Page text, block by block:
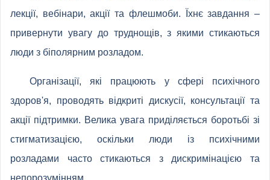
лекції, вебінари, акції та флешмоби. Їхнє завдання –
привернути увагу до труднощів, з якими стикаються
люди з біполярним розладом.
Організації, які працюють у сфері психічного
здоров'я, проводять відкриті дискусії, консультації та
акції підтримки. Велика увага приділяється боротьбі зі
стигматизацією, оскільки люди із психічними
розладами часто стикаються з дискримінацією та
непорозумінням.